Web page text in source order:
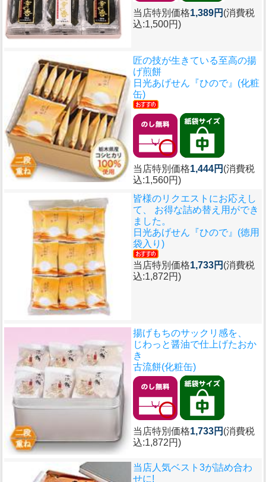
当店特別価格1,389円 (消費税
込:1,500円)
匠の技が生きている至高の揚
げ煎餅
日光あげせん『ひので』(化粧
缶)
当店特別価格1,444円 (消費税
込:1,560円)
皆様のリクエストにお応えし
て、 お得な詰め替え用ができ
ました。
日光あげせん『ひので』(徳用
袋入り)
当店特別価格1,733円 (消費税
込:1,872円)
揚げもちのサックリ感を、
じわっと醤油で仕上げたおか
き
古流餅(化粧缶)
当店特別価格1,733円 (消費税
込:1,872円)
当店人気ベスト3が詰め合わ
せに!